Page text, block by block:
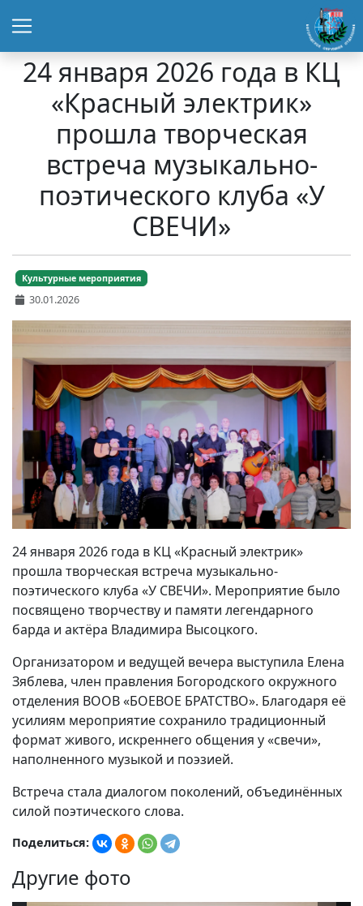
24 января 2026 года в КЦ
«Красный электрик»
прошла творческая
встреча музыкально-
поэтического клуба «У
СВЕЧИ»
Культурные мероприятия
30.01.2026
24 января 2026 года в КЦ «Красный электрик»
прошла творческая встреча музыкально-
поэтического клуба «У СВЕЧИ». Мероприятие было
посвящено творчеству и памяти легендарного
барда и актёра Владимира Высоцкого.
Организатором и ведущей вечера выступила Елена
Зяблева, член правления Богородского окружного
отделения ВООВ «БОЕВОЕ БРАТСТВО». Благодаря её
усилиям мероприятие сохранило традиционный
формат живого, искреннего общения у «свечи»,
наполненного музыкой и поэзией.
Встреча стала диалогом поколений, объединённых
силой поэтического слова.
Поделиться:
Другие фото